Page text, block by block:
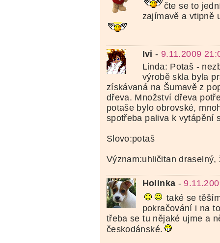
čte se to
zajímavě a vtipně
Ivi - 9.11.2009
Linda: Potaš -
výrobě skla byla
získávaná na Šumavě z
dřeva. Množství dřeva
potaše bylo obrovské,
spotřeba paliva k vytápění
Slovo:potaš
Význam:uhličitan draselný,
Holinka -
také se
pokračování i na
třeba se tu nějaké ujme a
českodánské.